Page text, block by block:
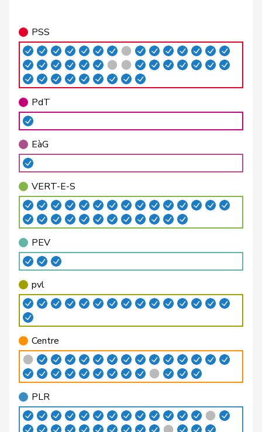
Badertscher Christine
VERT-
E-S
G BE
Badran Jacqueline PSS S
ZH
Barrile
Angelo PSS S ZH
Baumann
Bäumle Martin pvl GL
ZH
Bellaiche
Judith pvl GL
ZH
Bendahan
Samuel PSS S
VD
Berthoud
Alexandre PLR RL
VD
Bertschy
Binder-Keller
Marianne Centre M-E
AG
Bircher
Martina UDC V
AG
Birrer-Heimo
Prisca PSS S
LU
Bourgeois
Jacques PLR RL FR
Bregy
Philipp
Matthias
Centre M-E VS
PSS
PdT
EàG
VERT-E-S
PEV
pvl
Centre
PLR